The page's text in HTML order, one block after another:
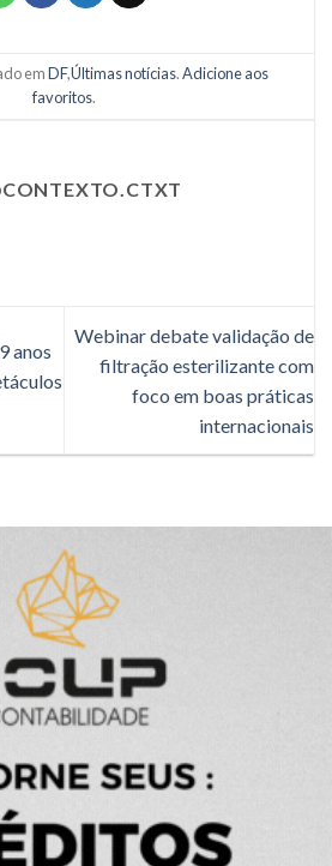
emDF,Últimas notícias.Adicione aos
favoritos.
anos
Webinar debate validação de
filtração esterilizante com
foco em boas práticas
internacionais